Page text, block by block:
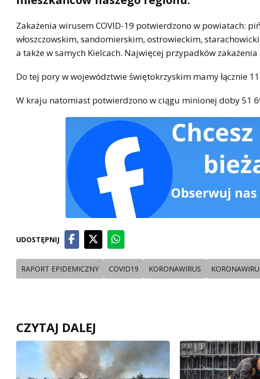
Zakażenia wirusem COVID-19 potwierdzono w powiatach:
włoszczowskim, sandomierskim, ostrowieckim,
a także w samych Kielcach. Najwięcej przypadków
Do tej pory w województwie świętokrzyskim mamy łącznie
W kraju natomiast potwierdzono w ciągu minionej doby 51
UDOSTĘPNIJ
RAPORT EPIDEMICZNY COVID19 KORONAWIRUS
CZYTAJ DALEJ